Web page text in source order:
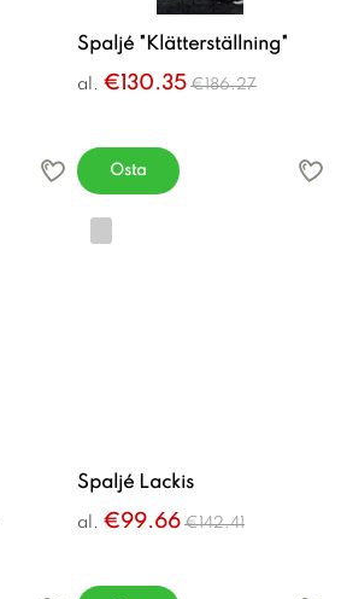
Spaljé "Klätterställning"
al. €130.35 €186.27
Osta
Spaljé Lackis
al. €99.66 €142.41